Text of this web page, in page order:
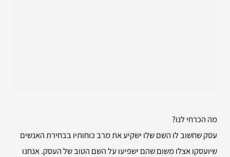
מה הכרחי לנו?
עסק שחשוב לו השם שלו ישקיע את מרב כוחותיו בבחירת האנשים
שיועסקו אצלו משום שהם ישפיעו על השם הטוב של העסק. אנחנו